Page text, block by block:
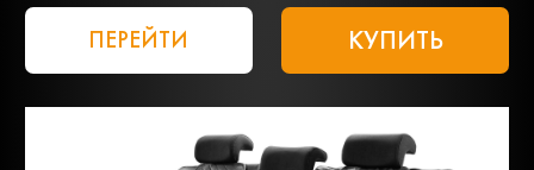
ПЕРЕЙТИ КУПИТЬ